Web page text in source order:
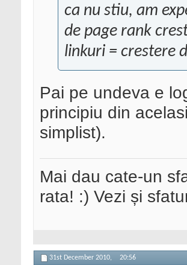
ca nu stiu, am
de page rank
linkuri = crestere
Pai pe undeva e
principiu din
simplist).
Mai dau cate-un
rata! :) Vezi și
31st December 2010, 20:56